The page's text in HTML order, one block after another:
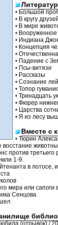
• Большой
• В кругу
• В мире
•
• Индиана
• Концепция
•
• Падение с
• Псы-витязи
• Рассказы
• Сознание
• Топор
• Тринадцать
• Фюрер
• Царства
• Я из лесу
Вместе с
• Тюрин
против третьего
1-9.
в лотосе,
мира или сапоги
Сенцова
(отрывок) /